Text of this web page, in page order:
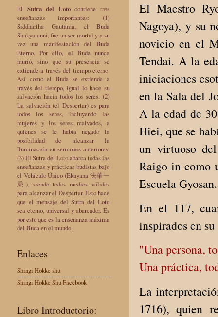
El Maestro
Nagoya), y su
novicio en el
Tendai. A la
iniciaciones
en la Sala del
A la edad de
Hiei, que se
un virtuoso
Raigo-in como
Escuela Gyosan.
En el 117,
inspirados en
"Una persona,
Una práctica,
La
1716), quien
El Sutra del Lotocontiene tres
enseñanzas importantes: (1)
Siddhartha Gautama, el Buda
Shakyamuni, fue un ser mortal y a su
vez una manifestación del Buda
Eterno. Por ello, el Buda nunca
murió, sino que su presencia se
extiende a través del tiempo eterno.
Así como el Buda se extiende a
través del tiempo, igual lo hace su
salvación hacia todos los seres. (2)
La salvación (el Despertar) es para
todos los seres, incluyendo las
mujeres y los seres malvados, a
quienes se le había negado la
posibilidad de alcanzar la
Iluminación en sermones anteriores.
(3) El Sutra del Loto abarca todas las
enseñanzas y prácticas budistas bajo
el Vehículo Único (Ekayana 法華一
乘), siendo todos medios válidos
para alcanzar el Despertar. Esto hace
que el mensaje del Sutra del Loto
sea eterno, universal y abarcador. Es
por esto que es la enseñanza máxima
del Buda en el mundo.
Enlaces
Shingi Hokke shu
Shingi Hokke Shu Facebook
Libro Introductorio: